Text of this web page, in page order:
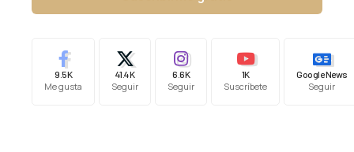
9.5K
Me gusta
41.4K
Seguir
6.6K
Seguir
1K
Suscríbete
Google News
Seguir